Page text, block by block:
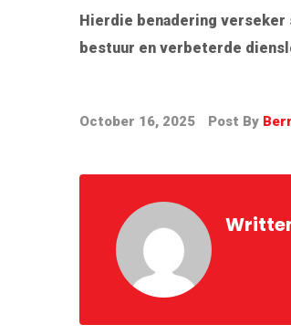
Hierdie benadering
bestuur en verbeterde
October 16, 2025 Post By